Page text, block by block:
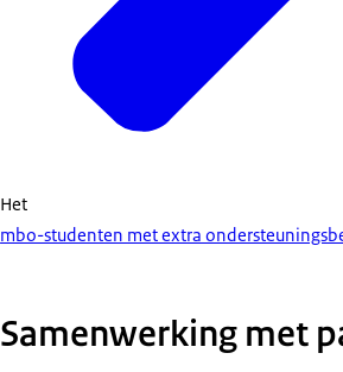
Het
mbo-studenten met extra
Samenwerking met